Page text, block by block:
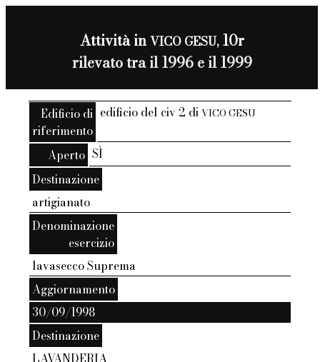
Attività inVICO GESU,10r
rilevato tra il 1996 e il 1999
Edificio di
riferimento
edificio del civ 2 diVICO GESU
Aperto SÌ
Destinazione
artigianato
Denominazione
esercizio
lavasecco Suprema
Aggiornamento
30/09/1998
Destinazione
LAVANDERIA